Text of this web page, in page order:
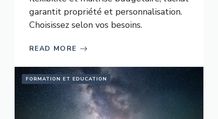
garantit propriété et personnalisation.
Choisissez selon vos besoins.
READ MORE
FORMATION ET EDUCATION